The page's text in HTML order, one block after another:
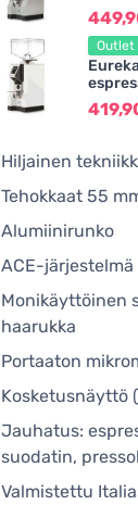
Outlet
Hiljainen
Tehokkaat 55
Alumiinirunko
ACE-
Monikäyttöinen
haarukka
Portaaton
Kosketusnäyttö
Jauhatus:
suodatin,
Valmistettu